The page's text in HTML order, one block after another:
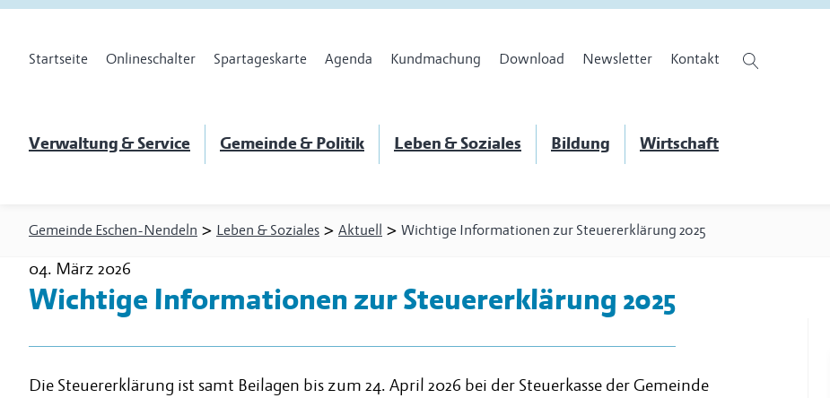
Startseite Onlineschalter Spartageskarte Agenda Kundmachung Download Newsletter Kontakt
Verwaltung & Service Gemeinde & Politik Leben & Soziales Bildung Wirtschaft
Gemeinde Eschen-Nendeln > Leben & Soziales > Aktuell > Wichtige Informationen zur Steuererklärung 2025
04. März 2026
Wichtige Informationen zur Steuererklärung 2025
Die Steuererklärung ist samt Beilagen bis zum 24. April 2026 bei der Steuerkasse der Gemeinde